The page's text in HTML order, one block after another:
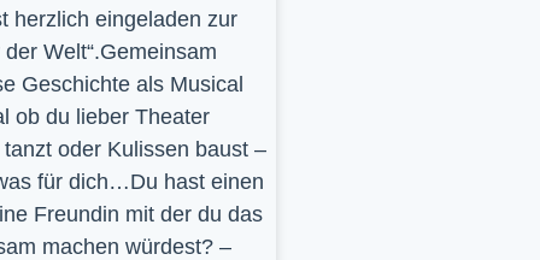
herzlich eingeladen zur
Welt“.Gemeinsam
Geschichte als Musical
ob du lieber Theater
oder Kulissen baust –
für dich…Du hast einen
Freundin mit der du das
machen würdest? –